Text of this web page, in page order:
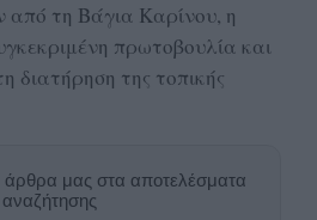
από τη Βάγια Καρίνου, η
πρωτοβουλία και
διατήρηση της τοπικής
άρθρα μας στα αποτελέσματα
αναζήτησης